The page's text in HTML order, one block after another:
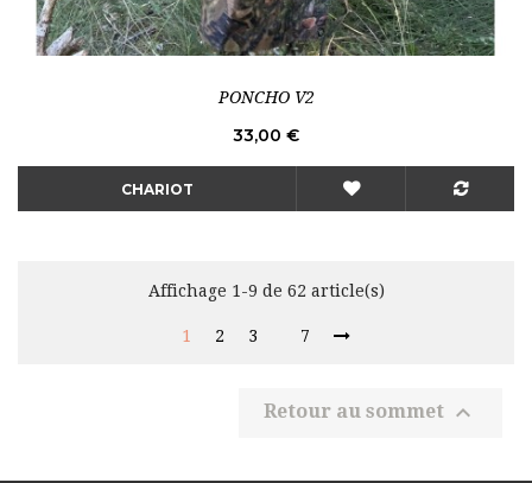
PONCHO V2
Prix
33,00 €
CHARIOT
Affichage 1-9 de 62 article(s)
1 2 3 7
Retour au sommet 